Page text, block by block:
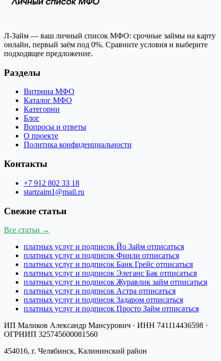
Л-Займ — ваш личный список МФО: срочные займы на карту
онлайн, первый заём под 0%. Сравните условия и выберите
подходящее предложение.
Разделы
Витрина МФО
Каталог МФО
Категории
Блог
Вопросы и ответы
О проекте
Политика конфиденциальности
Контакты
+7 912 802 33 18
startzaim1@mail.ru
Свежие статьи
Все статьи →
платных услуг и подписок Йо Займ отписаться
платных услуг и подписок Финли отписаться
платных услуг и подписок Банк Грейс отписаться
платных услуг и подписок Элеганс Бак отписаться
платных услуг и подписок Журавлик займ отписаться
платных услуг и подписок Астра отписаться
платных услуг и подписок Задаром отписаться
платных услуг и подписок Просто Займ отписаться
ИП Маликов Александр Мансурович · ИНН 741114436598 ·
ОГРНИП 325745600081560
454016, г. Челябинск, Калининский район